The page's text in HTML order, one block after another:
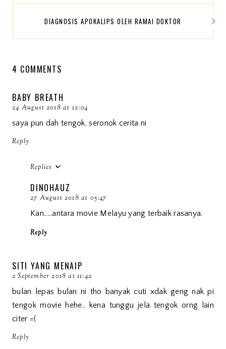
DIAGNOSIS APOKALIPS OLEH RAMAI DOKTOR
4 COMMENTS
BABY BREATH
24 August 2018 at 12:04
saya pun dah tengok, seronok cerita ni
Reply
Replies
DINOHAUZ
27 August 2018 at 05:47
Kan.....antara movie Melayu yang terbaik rasanya.
Reply
SITI YANG MENAIP
2 September 2018 at 11:42
bulan lepas bulan ni tho banyak cuti xdak geng nak pi
tengok movie hehe.. kena tunggu jela tengok orng lain
citer =(
Reply